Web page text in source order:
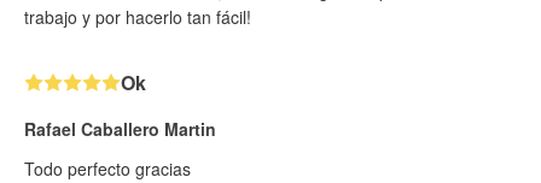
trabajo y por hacerlo tan fácil!
Ok
Rafael Caballero Martin
Todo perfecto gracias